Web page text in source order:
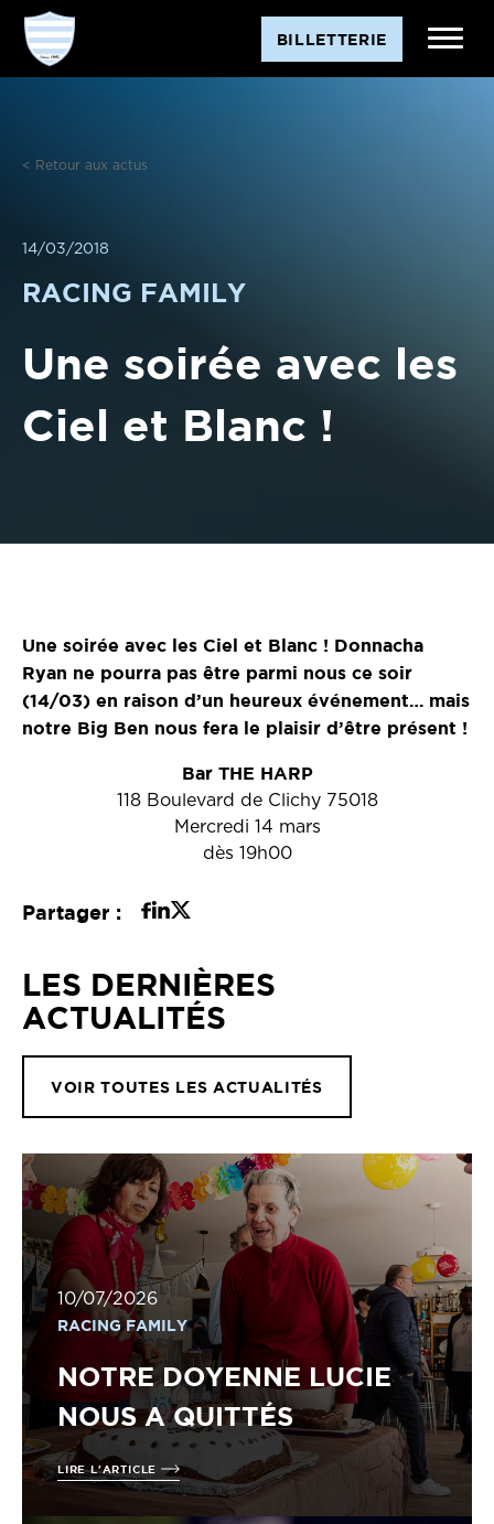
Aller
contenu
BILLETTERIE
< Retour aux actus
14/03/2018
RACING FAMILY
Une soirée avec les
Ciel et Blanc !
Une soirée avec les Ciel et Blanc ! Donnacha
Ryan ne pourra pas être parmi nous ce soir
(14/03) en raison d’un heureux événement… mais
notre Big Ben nous fera le plaisir d’être présent !
Bar THE HARP
118 Boulevard de Clichy 75018
Mercredi 14 mars
dès 19h00
Partager :
LES DERNIÈRES
ACTUALITÉS
VOIR TOUTES LES ACTUALITÉS
10/07/2026
RACING FAMILY
NOTRE DOYENNE LUCIE
NOUS A QUITTÉS
LIRE L'ARTICLE